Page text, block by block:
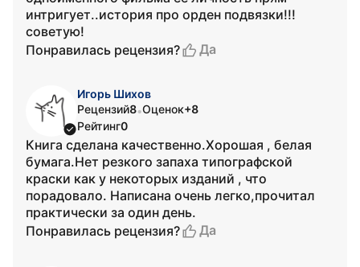
интригует..история про орден подвязки!!!
советую!
Понравилась рецензия?
Да
Игорь Шихов
Рецензий8•Оценок+8
Рейтинг0
Книга сделана качественно.Хорошая , белая
бумага.Нет резкого запаха типографской
краски как у некоторых изданий , что
порадовало. Написана очень легко,прочитал
практически за один день.
Понравилась рецензия?
Да